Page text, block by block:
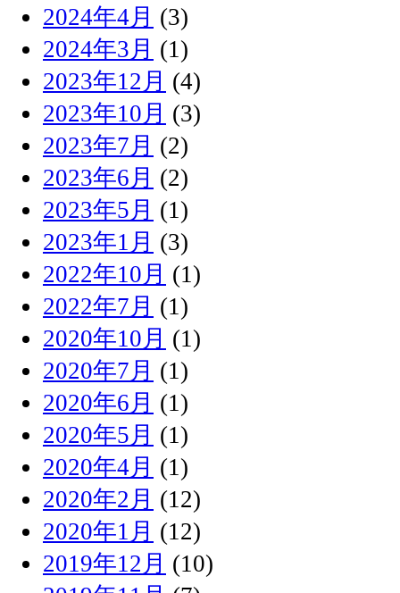
2024年4月 (3)
2024年3月 (1)
2023年12月 (4)
2023年10月 (3)
2023年7月 (2)
2023年6月 (2)
2023年5月 (1)
2023年1月 (3)
2022年10月 (1)
2022年7月 (1)
2020年10月 (1)
2020年7月 (1)
2020年6月 (1)
2020年5月 (1)
2020年4月 (1)
2020年2月 (12)
2020年1月 (12)
2019年12月 (10)